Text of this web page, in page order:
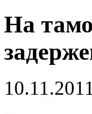
На
10.11.2011